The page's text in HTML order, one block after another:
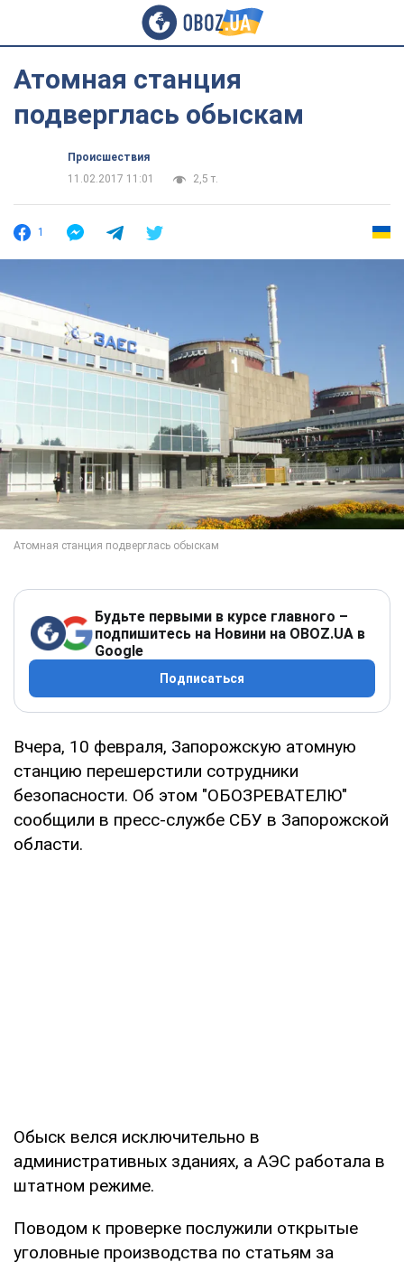
Атомная станция
подверглась обыскам
Происшествия
11.02.2017 11:01
2,5 т.
1
Будьте первыми в курсе главного –
подпишитесь на Новини на OBOZ.UA в
Google
Подписаться
Вчера, 10 февраля, Запорожскую атомную
станцию перешерстили сотрудники
безопасности. Об этом "ОБОЗРЕВАТЕЛЮ"
сообщили в пресс-службе СБУ в Запорожской
области.
Обыск велся исключительно в
административных зданиях, а АЭС работала в
штатном режиме.
Поводом к проверке послужили открытые
уголовные производства по статьям за